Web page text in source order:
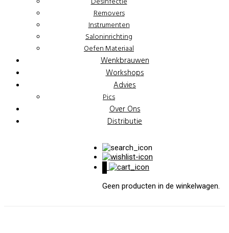
Removers
Instrumenten
Saloninrichting
Oefen Materiaal
Wenkbrauwen
Workshops
Advies
Pics
Over Ons
Distributie
Geen producten in de winkelwagen.